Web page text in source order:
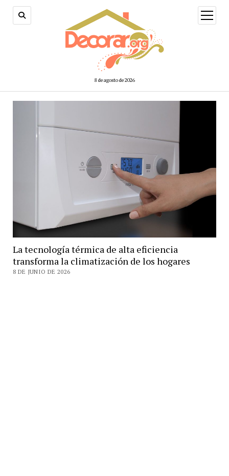
8 de agosto de 2026
abrir
menú
La tecnología térmica de alta eficiencia
transforma la climatización de los hogares
8 DE JUNIO DE 2026